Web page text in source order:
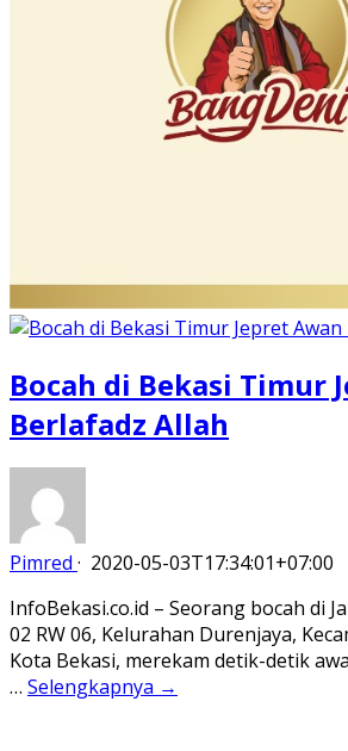
Bocah di Bekasi Timur
Berlafadz Allah
Pimred · 2020-05-03T17:34:01+07:00
InfoBekasi.co.id – Seorang bocah di
02 RW 06, Kelurahan Durenjaya,
Kota Bekasi, merekam detik-detik
… Selengkapnya →